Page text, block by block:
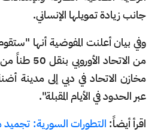
جانب زيادة تمويلها الإنساني.
وفي بيان أعلنت المفوضية أنها
من الاتحاد
مخازن الاتحاد في دبي إلى مدينة
عبر الحدود في الأيام المقبلة".
اقرأ أيضاً: التطورات السورية: تجميد